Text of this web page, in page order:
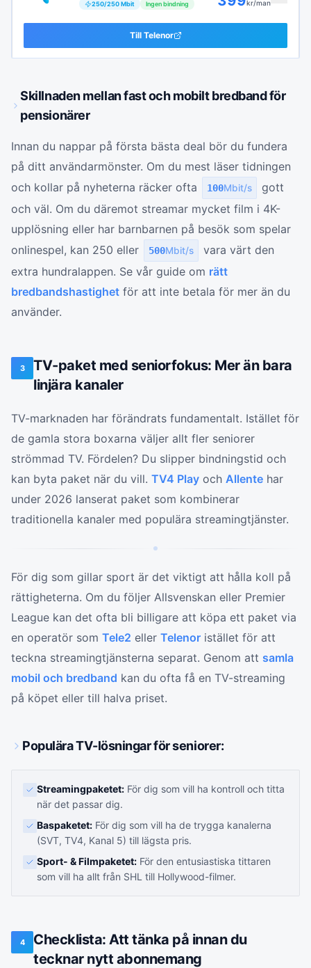
250/250Mbit Ingen bindning kr/man
Till Telenor
Skillnaden mellan fast och mobilt bredband för
pensionärer
Innan du nappar på första bästa deal bör du fundera
på ditt användarmönster. Om du mest läser tidningen
och kollar på nyheterna räcker ofta
100Mbit/s
gott
och väl. Om du däremot streamar mycket film i 4K-
upplösning eller har barnbarnen på besök som spelar
onlinespel, kan 250 eller
500Mbit/s
vara värt den
extra hundralappen. Se vår guide om rätt
bredbandshastighet för att inte betala för mer än du
använder.
3
TV-paket med seniorfokus: Mer än bara
linjära kanaler
TV-marknaden har förändrats fundamentalt. Istället för
de gamla stora boxarna väljer allt fler seniorer
strömmad TV. Fördelen? Du slipper bindningstid och
kan byta paket när du vill. TV4 Play och Allente har
under 2026 lanserat paket som kombinerar
traditionella kanaler med populära streamingtjänster.
För dig som gillar sport är det viktigt att hålla koll på
rättigheterna. Om du följer Allsvenskan eller Premier
League kan det ofta bli billigare att köpa ett paket via
en operatör som Tele2 eller Telenor istället för att
teckna streamingtjänsterna separat. Genom att samla
mobil och bredband kan du ofta få en TV-streaming
på köpet eller till halva priset.
Populära TV-lösningar för seniorer:
Streamingpaketet: För dig som vill ha kontroll och titta
när det passar dig.
Baspaketet: För dig som vill ha de trygga kanalerna
(SVT, TV4, Kanal 5) till lägsta pris.
Sport- & Filmpaketet: För den entusiastiska tittaren
som vill ha allt från SHL till Hollywood-filmer.
4
Checklista: Att tänka på innan du
tecknar nytt abonnemang